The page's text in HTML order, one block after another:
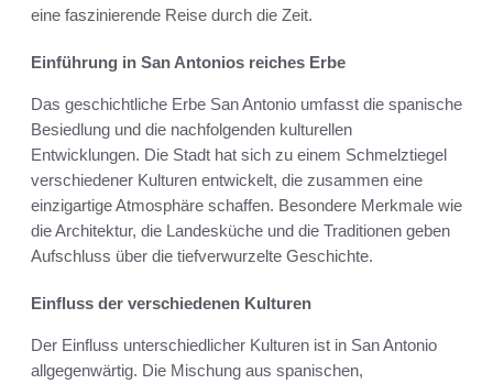
eine faszinierende Reise durch die Zeit.
Einführung in San Antonios reiches Erbe
Das geschichtliche Erbe San Antonio umfasst die spanische
Besiedlung und die nachfolgenden kulturellen
Entwicklungen. Die Stadt hat sich zu einem Schmelztiegel
verschiedener Kulturen entwickelt, die zusammen eine
einzigartige Atmosphäre schaffen. Besondere Merkmale wie
die Architektur, die Landesküche und die Traditionen geben
Aufschluss über die tiefverwurzelte Geschichte.
Einfluss der verschiedenen Kulturen
Der Einfluss unterschiedlicher Kulturen ist in San Antonio
allgegenwärtig. Die Mischung aus spanischen,